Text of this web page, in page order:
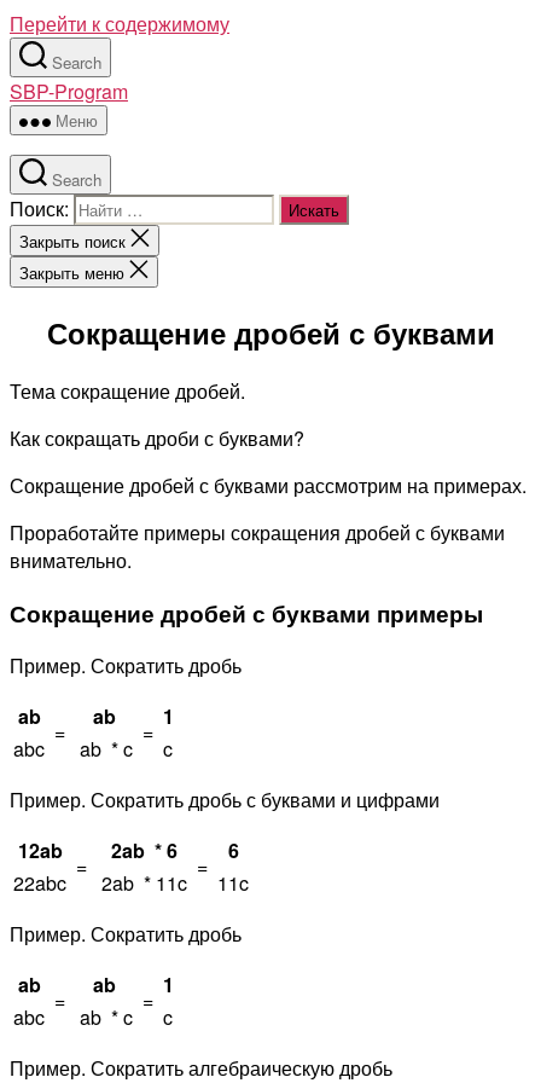
Перейти к содержимому
Search
SBP-Program
Меню
Search
Поиск:
Закрыть поиск
Закрыть меню
Сокращение дробей с буквами
Тема сокращение дробей.
Как сокращать дроби с буквами?
Сокращение дробей с буквами рассмотрим на примерах.
Проработайте примеры сокращения дробей с буквами
внимательно.
Сокращение дробей с буквами примеры
Пример. Сократить дробь
ab
=
ab
=
1
abc
ab * c
c
Пример. Сократить дробь с буквами и цифрами
12ab
=
2ab * 6
=
6
22abc
2ab * 11c
11c
Пример. Сократить дробь
ab
=
ab
=
1
abc
ab * c
c
Пример. Сократить алгебраическую дробь